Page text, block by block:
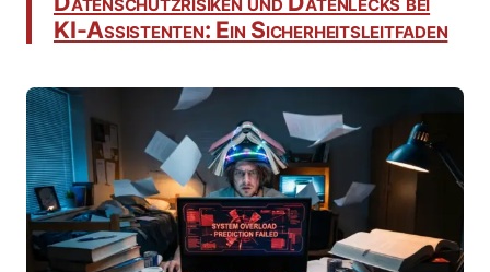
KI-Assistenten: Ein Sicherheitsleitfaden